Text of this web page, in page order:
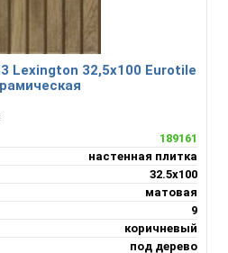
Lexington 32,5х100 Eurotile
189161
настенная плитка
32.5x100
матовая
9
коричневый
под дерево